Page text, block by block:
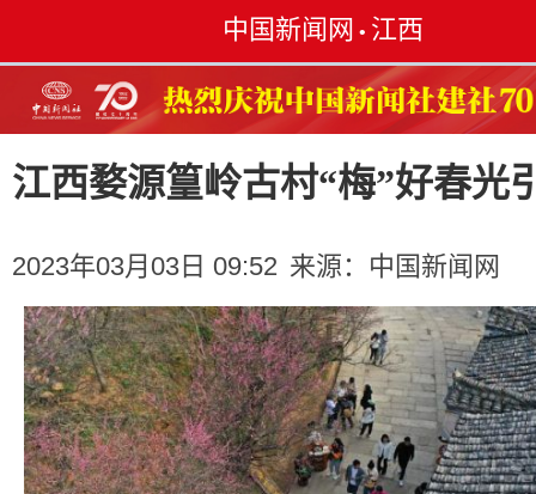
中国新闻网 • 江西
江西婺源篁岭古村“梅”好春光
2023年03月03日 09:52 来源： 中国新闻网